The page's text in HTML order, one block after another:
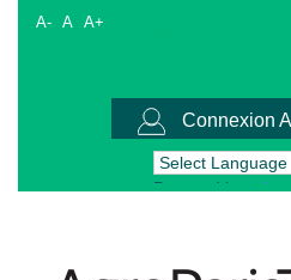
A- A A+
Connexion
Powered by